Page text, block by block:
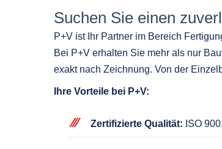
Suchen Sie einen
P+V ist Ihr Partner im Bereich
Bei P+V erhalten Sie mehr als nur
exakt nach Zeichnung. Von der
Ihre Vorteile bei P+V:
Zertifizierte Qualität: ISO